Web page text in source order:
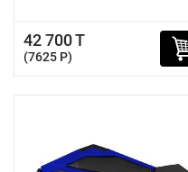
42 700 T
(7625 P)